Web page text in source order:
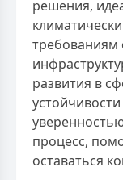
решения,
требованиям
развития в
процесс,
оставаться